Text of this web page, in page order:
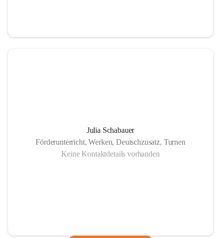
Julia Schabauer
Förderunterricht, Werken, Deutschzusatz, Turnen
Keine Kontaktdetails vorhanden